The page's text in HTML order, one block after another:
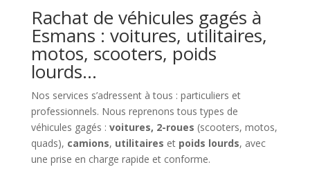
Rachat de véhicules gagés à
Esmans : voitures, utilitaires,
motos, scooters, poids
lourds…
Nos services s’adressent à tous : particuliers et
professionnels. Nous reprenons tous types de
véhicules gagés : voitures, 2-roues (scooters, motos,
quads), camions, utilitaires et poids lourds, avec
une prise en charge rapide et conforme.